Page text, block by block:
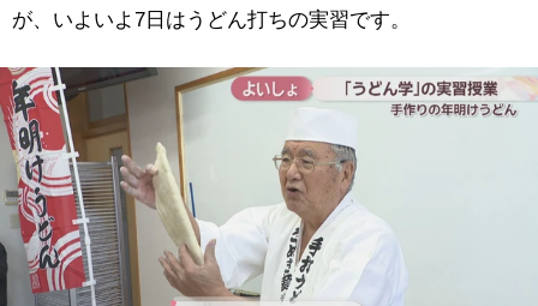
が、いよいよ7日はうどん打ちの実習です。